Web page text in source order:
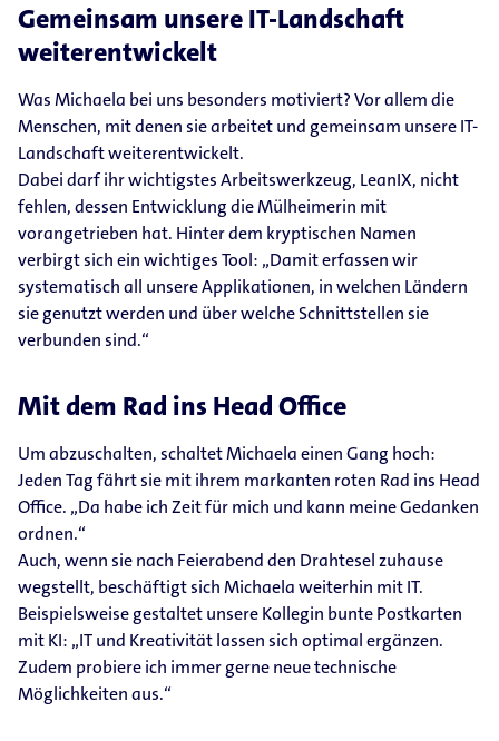
Gemeinsam unsere IT-​Landschaft
weiterentwickelt
Was Michaela bei uns besonders motiviert? Vor allem die
Menschen, mit denen sie arbeitet und gemeinsam unsere IT-​
Landschaft weiterentwickelt.
Dabei darf ihr wichtigstes Arbeitswerkzeug, LeanIX, nicht
fehlen, dessen Entwicklung die Mülheimerin mit
vorangetrieben hat. Hinter dem kryptischen Namen
verbirgt sich ein wichtiges Tool: „Damit erfassen wir
systematisch all unsere Applikationen, in welchen Ländern
sie genutzt werden und über welche Schnittstellen sie
verbunden sind.“
Mit dem Rad ins Head Office
Um abzuschalten, schaltet Michaela einen Gang hoch:
Jeden Tag fährt sie mit ihrem markanten roten Rad ins Head
Office. „Da habe ich Zeit für mich und kann meine Gedanken
ordnen.“
Auch, wenn sie nach Feierabend den Drahtesel zuhause
wegstellt, beschäftigt sich Michaela weiterhin mit IT.
Beispielsweise gestaltet unsere Kollegin bunte Postkarten
mit KI: „IT und Kreativität lassen sich optimal ergänzen.
Zudem probiere ich immer gerne neue technische
Möglichkeiten aus.“